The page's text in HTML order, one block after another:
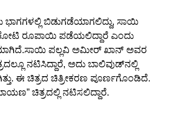
ಬಿಡುಗಡೆಯಾಗಲಿದ್ದು, ಸಾಯಿ
ಕೋಟಿ ರೂಪಾಯಿ ಪಡೆಯಲಿದ್ದಾರೆ ಎಂದು
ಪಲ್ಲವಿ ಅಮೀರ್ ಖಾನ್ ಅವರ
ನಟಿಸಿದ್ದಾರೆ, ಅದು ಬಾಲಿವುಡ್‌ನಲ್ಲಿ
ಈ ಚಿತ್ರದ ಚಿತ್ರೀಕರಣ ಪೂರ್ಣಗೊಂಡಿದೆ.
ಚಿತ್ರದಲ್ಲಿ ನಟಿಸಲಿದ್ದಾರೆ.